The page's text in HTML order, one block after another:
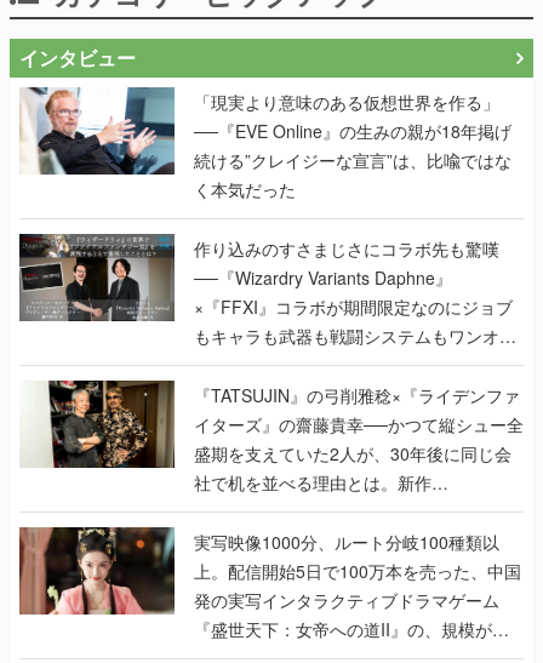
インタビュー
「現実より意味のある仮想世界を作る」
──『EVE Online』の生みの親が18年掲げ
続ける”クレイジーな宣言”は、比喩ではな
く本気だった
作り込みのすさまじさにコラボ先も驚嘆
──『Wizardry Variants Daphne』
×『FFXI』コラボが期間限定なのにジョブ
もキャラも武器も戦闘システムもワンオフ
で作り込まれた理由を両ディレクターに聞
く
『TATSUJIN』の弓削雅稔×『ライデンファ
イターズ』の齋藤貴幸──かつて縦シュー全
盛期を支えていた2人が、30年後に同じ会
社で机を並べる理由とは。新作
『TATSUJIN EXTREME』で初タッグを組
んだレジェンド2人に訊く開発秘話
実写映像1000分、ルート分岐100種類以
上。配信開始5日で100万本を売った、中国
発の実写インタラクティブドラマゲーム
『盛世天下：女帝への道II』の、規模が違
うこだわりをプロデューサーに聞いた